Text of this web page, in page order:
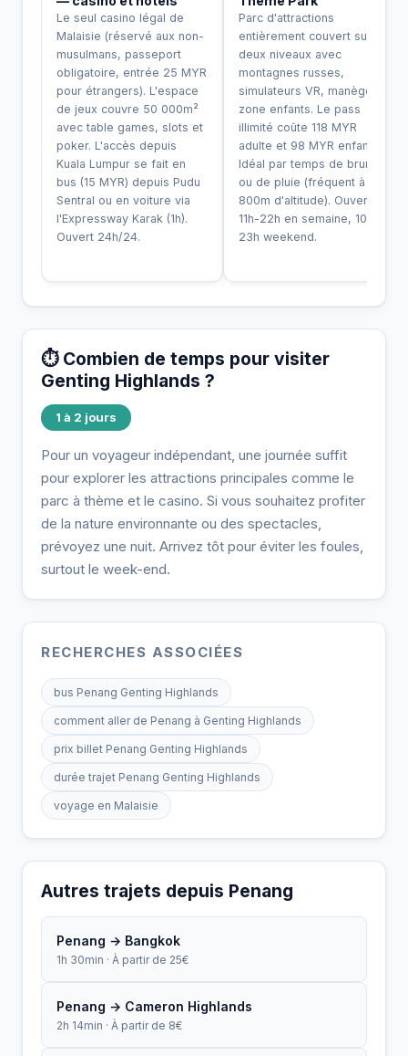
Le seul casino légal de
Malaisie (réservé aux non-
musulmans, passeport
obligatoire, entrée 25 MYR
pour étrangers). L'espace
de jeux couvre 50 000m²
avec table games, slots et
poker. L'accès depuis
Kuala Lumpur se fait en
bus (15 MYR) depuis Pudu
Sentral ou en voiture via
l'Expressway Karak (1h).
Ouvert 24h/24.
Parc d'attractions
entièrement couvert sur
deux niveaux avec
montagnes russes,
simulateurs VR, manège et
zone enfants. Le pass
illimité coûte 118 MYR
adulte et 98 MYR enfant.
Idéal par temps de brume
ou de pluie (fréquent à 1
800m d'altitude). Ouvert
11h-22h en semaine, 10h-
23h weekend.
⏱️ Combien de temps pour visiter
Genting Highlands ?
1 à 2 jours
Pour un voyageur indépendant, une journée suffit
pour explorer les attractions principales comme le
parc à thème et le casino. Si vous souhaitez profiter
de la nature environnante ou des spectacles,
prévoyez une nuit. Arrivez tôt pour éviter les foules,
surtout le week-end.
RECHERCHES ASSOCIÉES
bus Penang Genting Highlands
comment aller de Penang à Genting Highlands
prix billet Penang Genting Highlands
durée trajet Penang Genting Highlands
voyage en Malaisie
Autres trajets depuis Penang
Penang → Bangkok
1h 30min · À partir de 25€
Penang → Cameron Highlands
2h 14min · À partir de 8€